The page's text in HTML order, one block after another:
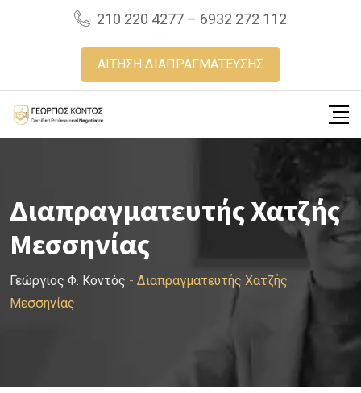
210 220 4277 – 6932 272 112
ΑΙΤΗΣΗ ΔΙΑΠΡΑΓΜΑΤΕΥΣΗΣ
Διαπραγματευτής Χατζής
Μεσσηνίας
Γεώργιος Φ. Κοντός - Διαπραγματευτής Χατζής
Μεσσηνίας